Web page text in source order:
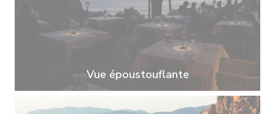
Vue époustouflante